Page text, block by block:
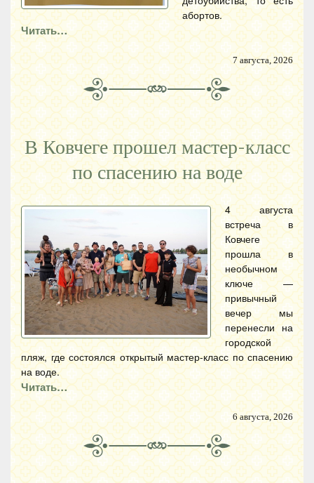
абортов.
Читать…
7 августа, 2026
В Ковчеге прошел мастер-класс
по спасению на воде
4 августа
встреча в
Ковчеге
прошла в
необычном
ключе —
привычный
вечер мы
перенесли на
городской
пляж, где состоялся открытый мастер-класс по спасению
на воде.
Читать…
6 августа, 2026